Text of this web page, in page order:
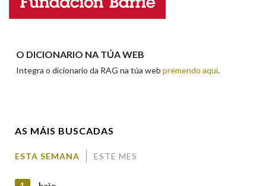
Falta unha voz
O DICIONARIO NA TÚA WEB
Integra o dicionario da RAG na túa web premendo aquí.
AS MÁIS BUSCADAS
ESTA SEMANA ESTE MES